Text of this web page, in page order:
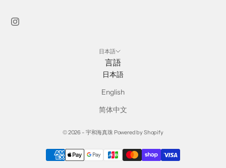
日本語
言語
日本語
English
简体中文
© 2026 - 宇和海真珠 Powered by Shopify